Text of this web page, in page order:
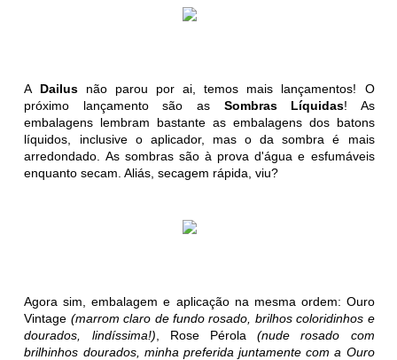
A Dailusnão parou por ai, temos mais lançamentos! O
próximo lançamento são as Sombras Líquidas! As
embalagens lembram bastante as embalagens dos batons
líquidos, inclusive o aplicador, mas o da sombra é mais
arredondado. As sombras são à prova d'água e esfumáveis
enquanto secam. Aliás, secagem rápida, viu?
Agora sim, embalagem e aplicação na mesma ordem: Ouro
Vintage (marrom claro de fundo rosado, brilhos coloridinhos e
dourados, lindíssima!) , Rose Pérola(nude rosado com
brilhinhos dourados, minha preferida juntamente com a Ouro